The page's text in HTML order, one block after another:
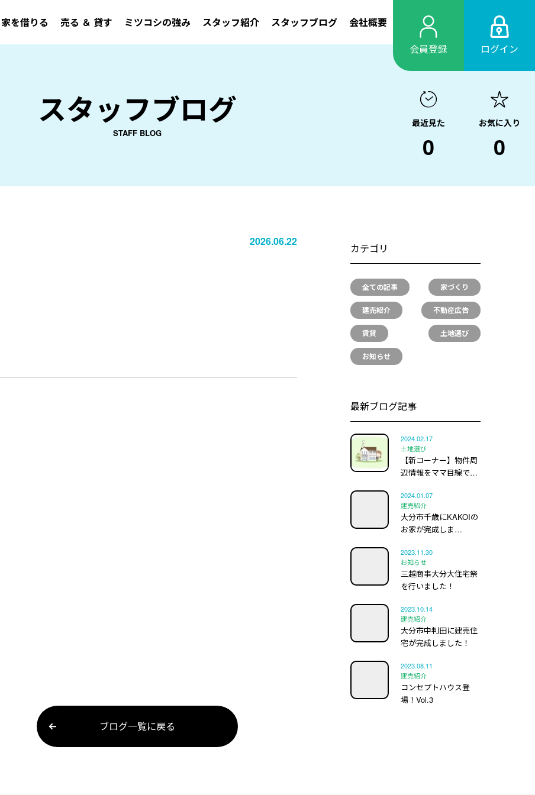
家を借りる 売る ＆ 貸す ミツコシの強み スタッフ紹介 スタッフブログ
会社概要
会員登録
ログイン
スタッフブログ
STAFF BLOG
最近見た
0
お気に入り
0
2026.06.22
カテゴリ
全ての記事 家づくり
建売紹介 不動産広告
賃貸 土地選び
お知らせ
最新ブログ記事
2024.02.17
土地選び
【新コーナー】物件周
辺情報をママ目線で…
2024.01.07
建売紹介
大分市千歳にKAKOIの
お家が完成しま…
2023.11.30
お知らせ
三越商事大分大住宅祭
を行いました！
2023.10.14
建売紹介
大分市中判田に建売住
宅が完成しました！
2023.08.11
建売紹介
コンセプトハウス登
場！Vol.3
ブログ一覧に戻る